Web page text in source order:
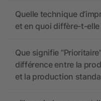
Quelle technique
et en quoi diffère-t-elle
Que signifie
différence entre la
et la production